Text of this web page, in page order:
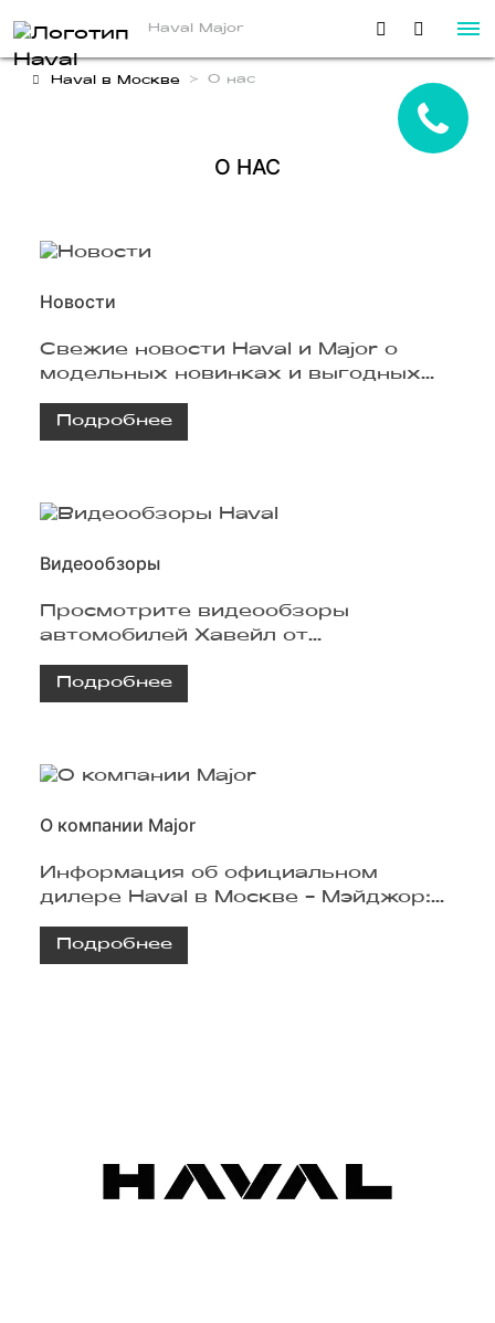
Haval Major
Haval в Москве О нас
О НАС
Новости
Свежие новости Haval и Major о
модельных новинках и выгодных
Подробнее
Видеообзоры
Просмотрите видеообзоры
автомобилей Хавейл от
Major Haval
Подробнее
О компании Major
Информация об официальном
дилере Haval в Москве - Мэйджор:
покупателей автомобилей Хавейл.
Подробнее